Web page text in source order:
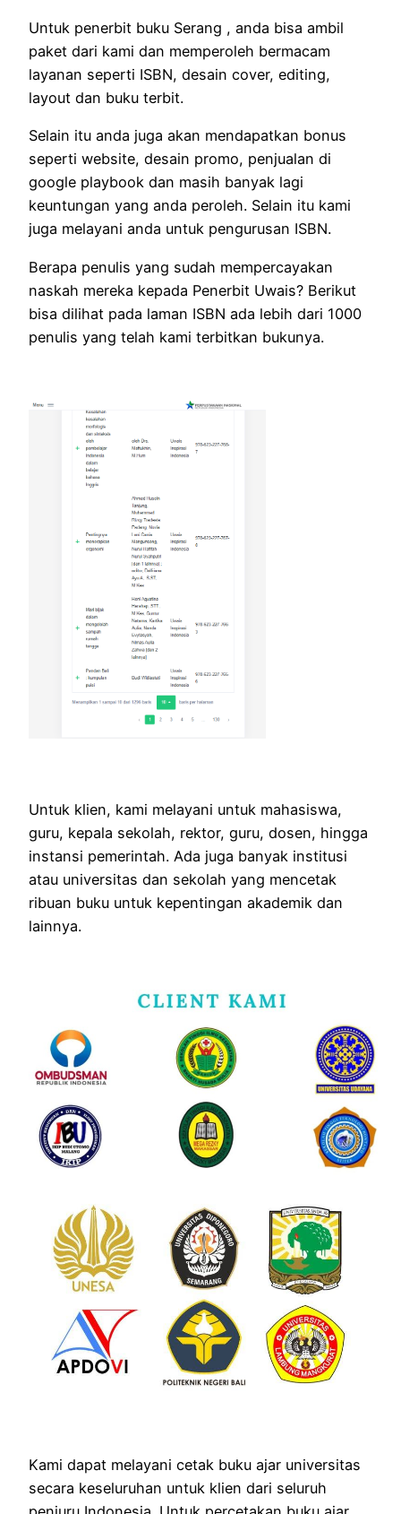
Untuk penerbit buku Serang , anda bisa ambil
paket dari kami dan memperoleh bermacam
layanan seperti ISBN, desain cover, editing,
layout dan buku terbit.
Selain itu anda juga akan mendapatkan bonus
seperti website, desain promo, penjualan di
google playbook dan masih banyak lagi
keuntungan yang anda peroleh. Selain itu kami
juga melayani anda untuk pengurusan ISBN.
Berapa penulis yang sudah mempercayakan
naskah mereka kepada Penerbit Uwais? Berikut
bisa dilihat pada laman ISBN ada lebih dari 1000
penulis yang telah kami terbitkan bukunya.
Untuk klien, kami melayani untuk mahasiswa,
guru, kepala sekolah, rektor, guru, dosen, hingga
instansi pemerintah. Ada juga banyak institusi
atau universitas dan sekolah yang mencetak
ribuan buku untuk kepentingan akademik dan
lainnya.
Kami dapat melayani cetak buku ajar universitas
secara keseluruhan untuk klien dari seluruh